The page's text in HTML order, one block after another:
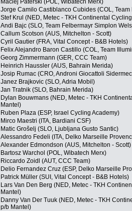
Maciej Paterski (POL, Wibatech Merx)
Jorge Camilo Castiblanco Cubides (COL, Team
Stef Krul (NED, Metec - TKH Continental
Andi Bajc (SLO, Team Felbermayr Simplon
Callum Scotson (AUS, Mitchelton - Scott)
Cyril Gautier (FRA, Vital Concept - B&B Hotels)
Felix Alejandro Baron Castillo (COL, Team
Georg Zimmermann (GER, CCC Team)
Heinrich Haussler (AUS, Bahrain Merida)
Josip Rumac (CRO, Androni Giocattoli
Janez Brajkovic (SLO, Adria Mobil)
Jan Tratnik (SLO, Bahrain Merida)
Dylan Bouwmans (NED, Metec - TKH
Mantel)
Ruben Plaza (ESP, Israel Cycling Academy)
Mirco Maestri (ITA, Bardiani CSF)
Matic Grošelj (SLO, Ljubljana Gusto Santic)
Alessandro Fedeli (ITA, Delko Marseille
Alexander Edmondson (AUS, Mitchelton - Scott)
Bartosz Warchol (POL, Wibatech Merx)
Riccardo Zoidl (AUT, CCC Team)
Delio Fernandez Cruz (ESP, Delko Marseille
Patrick Müller (SUI, Vital Concept - B&B Hotels)
Lars Van Den Berg (NED, Metec - TKH
Mantel)
Danny Van Der Tuuk (NED, Metec - TKH
p/b Mantel)